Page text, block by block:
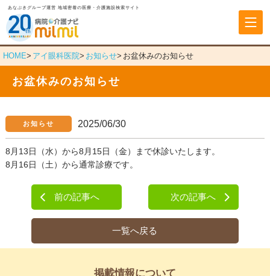
あなぶきグループ運営 地域密着の医療・介護施設検索サイト
HOME アイ眼科医院 お知らせ お盆休みのお知らせ
お盆休みのお知らせ
お知らせ 2025/06/30
8月13日（水）から8月15日（金）まで休診いたします。
8月16日（土）から通常診療です。
前の記事へ
一覧へ戻る
次の記事へ
掲載情報について